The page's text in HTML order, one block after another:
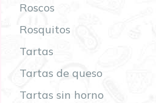
Roscos
Rosquitos
Tartas
Tartas de queso
Tartas sin horno